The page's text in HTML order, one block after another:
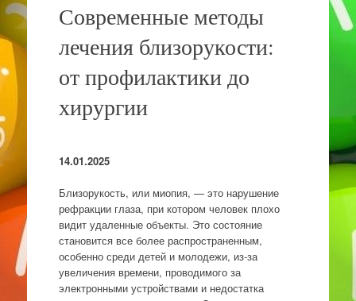
Современные методы
лечения близорукости:
от профилактики до
хирургии
14.01.2025
Близорукость, или миопия, — это нарушение
рефракции глаза, при котором человек плохо
видит удаленные объекты. Это состояние
становится все более распространенным,
особенно среди детей и молодежи, из-за
увеличения времени, проводимого за
электронными устройствами и недостатка